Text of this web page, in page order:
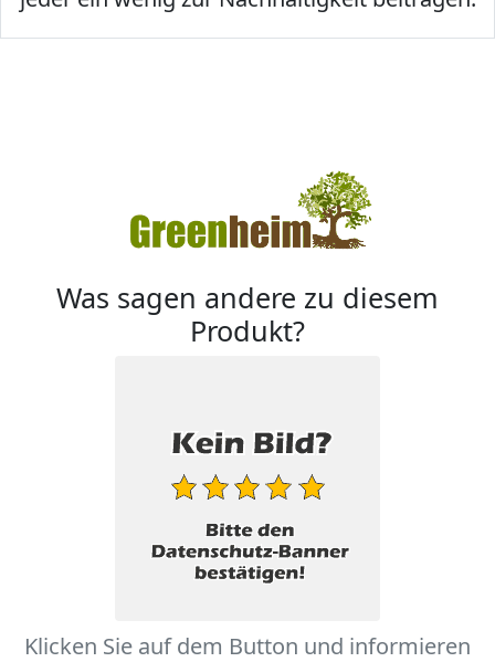
Was sagen andere zu diesem
Produkt?
Klicken Sie auf dem Button und informieren